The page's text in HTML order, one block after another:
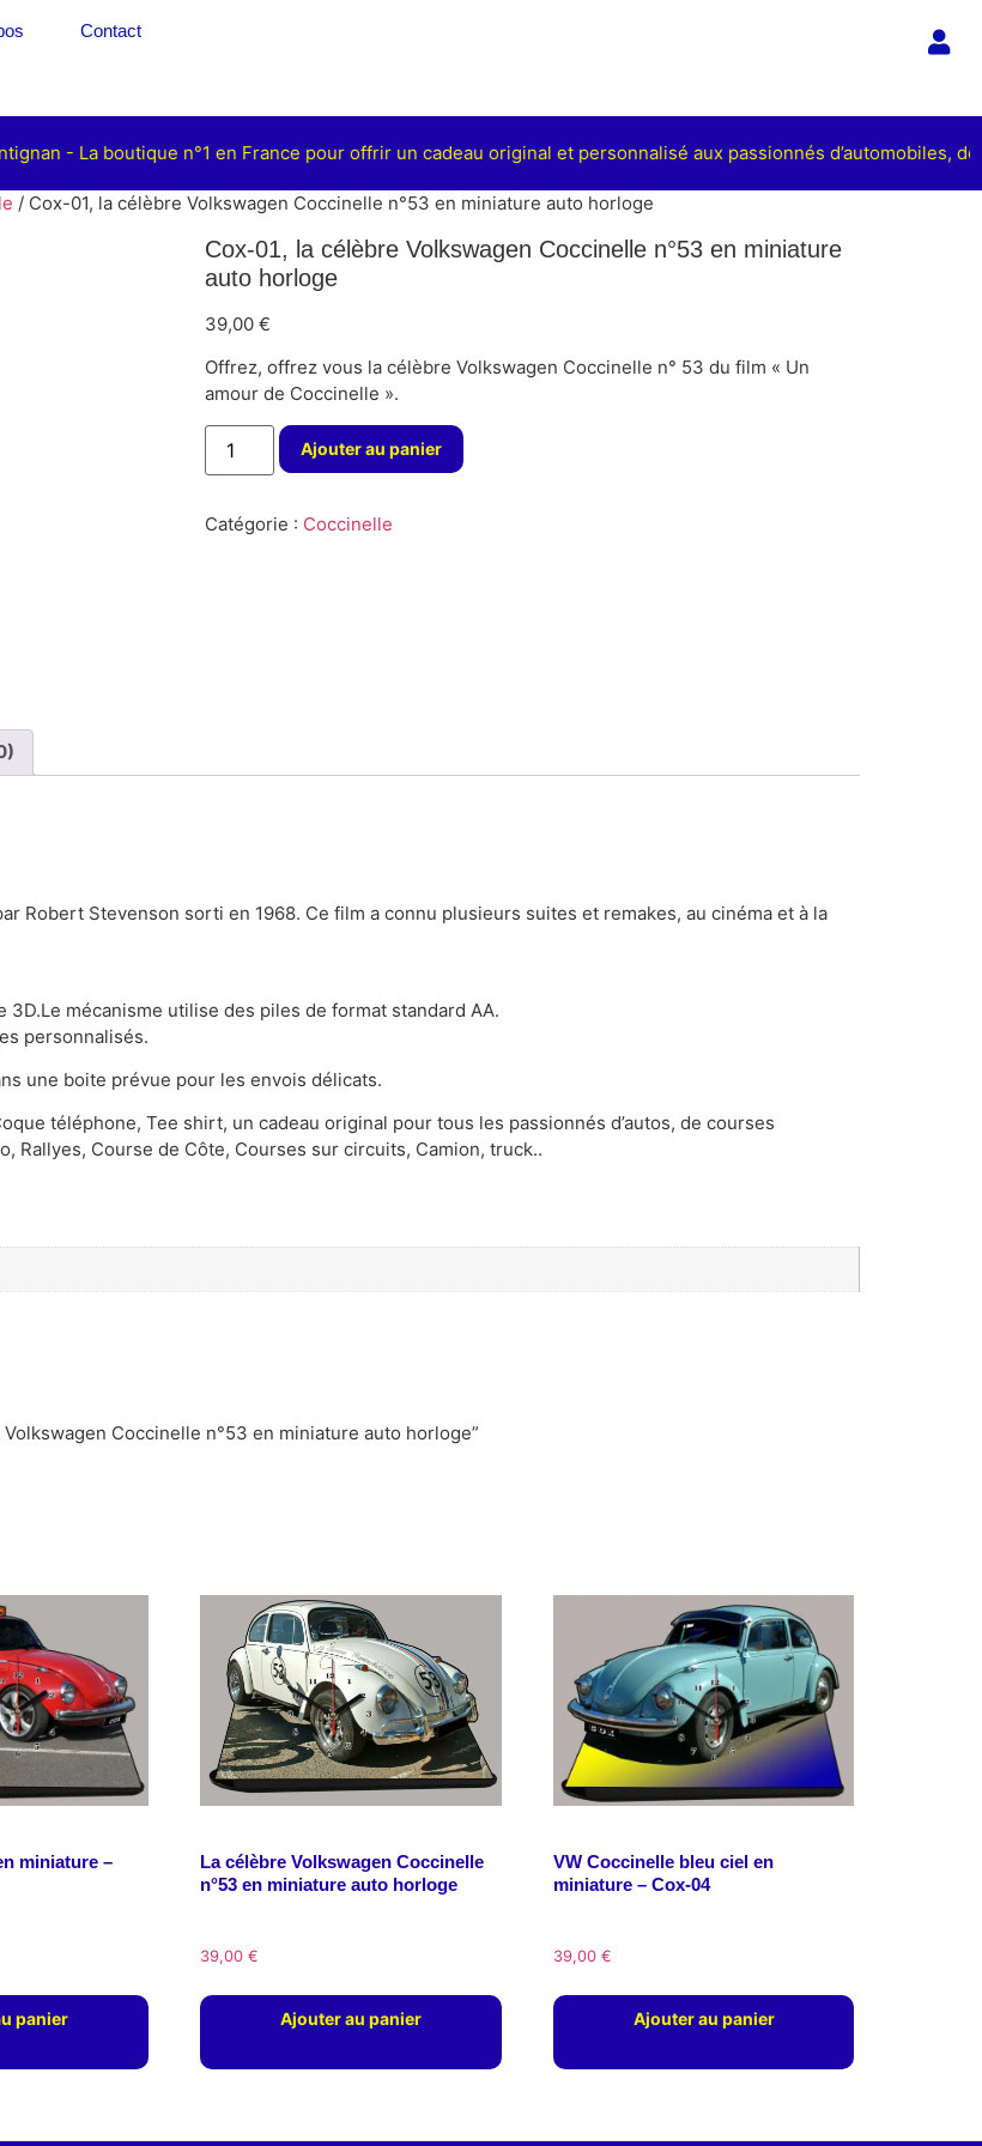
Contact
- La boutique n°1 en France pour offrir un cadeau original et personnalisé aux passionnés d’automobiles, de
/ Cox-01, la célèbre Volkswagen Coccinelle n°53 en miniature auto horloge
Cox-01, la célèbre Volkswagen Coccinelle n°53 en miniature
auto horloge
39,00 €
Offrez, offrez vous la célèbre Volkswagen Coccinelle n° 53 du film « Un
amour de Coccinelle ».
Ajouter au panier
Catégorie : Coccinelle
Robert Stevenson sorti en 1968. Ce film a connu plusieurs suites et remakes, au cinéma et à la
mécanisme utilise des piles de format standard AA.
personnalisés.
une boite prévue pour les envois délicats.
téléphone, Tee shirt, un cadeau original pour tous les passionnés d’autos, de courses
Rallyes, Course de Côte, Courses sur circuits, Camion, truck..
Coccinelle n°53 en miniature auto horloge”
miniature –
panier
La célèbre Volkswagen Coccinelle
n°53 en miniature auto horloge
39,00€
Ajouter au panier
VW Coccinelle bleu ciel en
miniature – Cox-04
39,00€
Ajouter au panier